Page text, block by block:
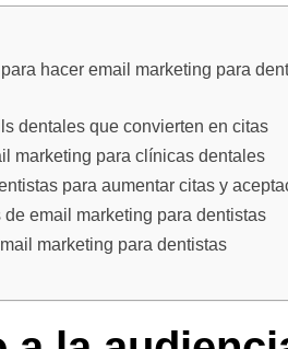
hacer email marketing para
dentales que convierten en citas
marketing para clínicas dentales
para aumentar citas y
email marketing para dentistas
marketing para dentistas